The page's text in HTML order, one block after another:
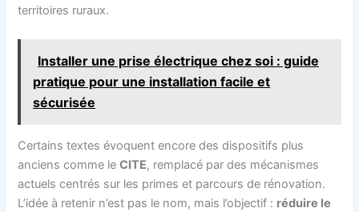
territoires ruraux.
Installer une prise électrique chez soi : guide
pratique pour une installation facile et
sécurisée
Certains textes évoquent encore des dispositifs plus
anciens comme leCITE, remplacé par des mécanismes
actuels centrés sur les primes et parcours de rénovation.
L’idée à retenir n’est pas le nom, mais l’objectif : réduire le